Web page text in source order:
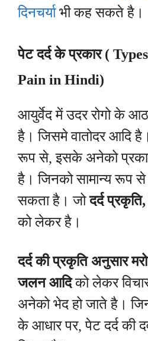
दिनचर्याभी कह सकते है।
पेट दर्द के प्रकार (
Pain in Hindi)
आयुर्वेद में उदर रोगो के
है। जिसमे वातोदर आदि
रूप से, इसके अनेको प्रकारो
है। जिनको सामान्य रूप से
सकता है। जोदर्द
को लेकर है।
दर्द की प्रकृति अनुसार
जलन आदिको लेकर
अनेको भेद हो जाते है।
के आधार पर, पेट दर्द की